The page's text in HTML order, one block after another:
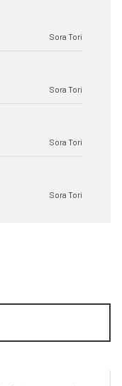
Sora Tori
Sora Tori
Sora Tori
Sora Tori